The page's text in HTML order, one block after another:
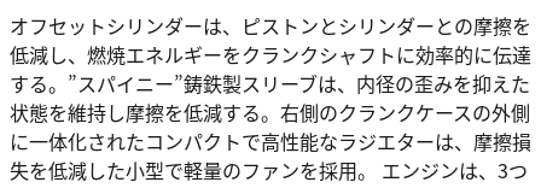
オフセットシリンダーは、ピストンとシリンダーとの摩擦を
低減し、燃焼エネルギーをクランクシャフトに効率的に伝達
する。”スパイニー”鋳鉄製スリーブは、内径の歪みを抑えた
状態を維持し摩擦を低減する。右側のクランクケースの外側
に一体化されたコンパクトで高性能なラジエターは、摩擦損
失を低減した小型で軽量のファンを採用。 エンジンは、3つ